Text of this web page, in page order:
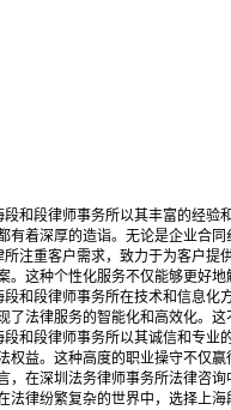
段和段律师事务所以其丰富的经验
有着深厚的造诣。无论是企业合
所注重客户需求，致力于为客户提
。这种个性化服务不仅能够更好
段和段律师事务所在技术和信息化
了法律服务的智能化和高效化。
段和段律师事务所以其诚信和专业
权益。这种高度的职业操守不仅
，在深圳法务律师事务所法律咨
法律纷繁复杂的世界中，选择上